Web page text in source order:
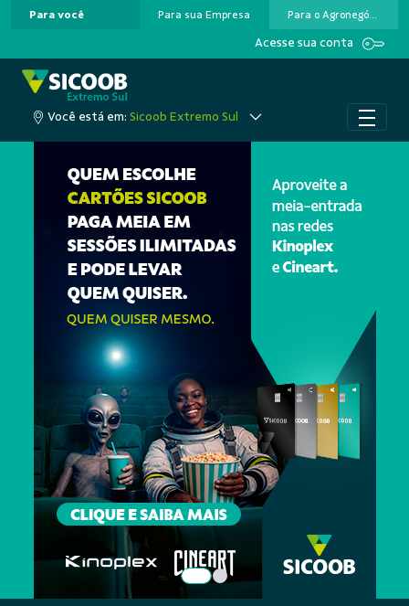
Pular para o Conteúdo principal
Para você Para sua Empresa Para o Agronegócio
Acesse sua conta
Você está em: Sicoob Extremo Sul
A cooperação que